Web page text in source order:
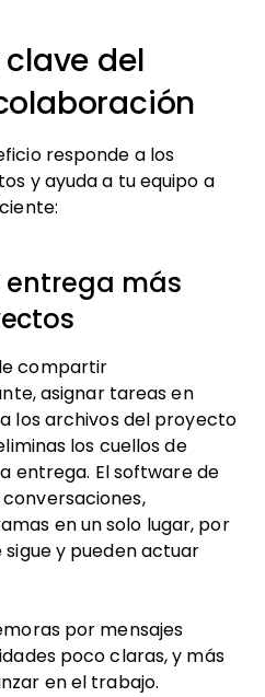
del
responde a los
y ayuda a tu equipo a
entrega más
compartir
asignar tareas en
los archivos del proyecto
los cuellos de
entrega. El software de
en un solo lugar, por
sigue y pueden actuar
por mensajes
poco claras, y más
en el trabajo.